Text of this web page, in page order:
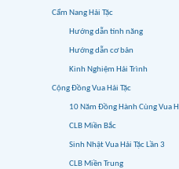
Cẩm Nang Hải Tặc
Hướng dẫn tính năng
Hướng dẫn cơ bản
Kinh Nghiệm Hải Trình
Cộng Đồng Vua Hải Tặc
10 Năm Đồng Hành Cùng Vua
CLB Miền Bắc
Sinh Nhật Vua Hải Tặc Lần 3
CLB Miền Trung